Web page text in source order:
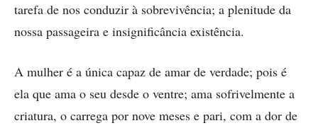
tarefa de nos conduzir à sobrevivência; a plenitude da
nossa passageira e insignificância existência.
A mulher é a única capaz de amar de verdade; pois é
ela que ama o seu desde o ventre; ama sofrivelmente a
criatura, o carrega por nove meses e pari, com a dor de